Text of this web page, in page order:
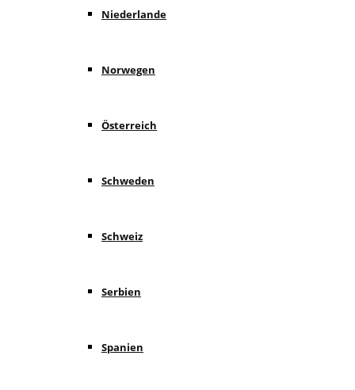
Niederlande
Norwegen
Österreich
Schweden
Schweiz
Serbien
Spanien